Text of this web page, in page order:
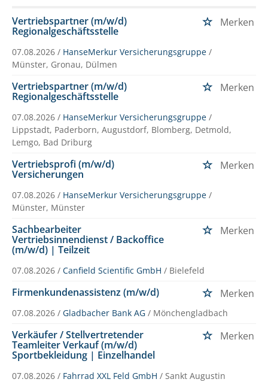
Vertriebspartner (m/w/d)
Regionalgeschäftsstelle
Merken
07.08.2026 / HanseMerkur Versicherungsgruppe /
Münster, Gronau, Dülmen
Vertriebspartner (m/w/d)
Regionalgeschäftsstelle
Merken
07.08.2026 / HanseMerkur Versicherungsgruppe /
Lippstadt, Paderborn, Augustdorf, Blomberg, Detmold,
Lemgo, Bad Driburg
Vertriebsprofi (m/w/d)
Versicherungen
Merken
07.08.2026 / HanseMerkur Versicherungsgruppe /
Münster, Münster
Sachbearbeiter
Vertriebsinnendienst / Backoffice
(m/w/d) | Teilzeit
Merken
07.08.2026 / Canfield Scientific GmbH / Bielefeld
Firmenkundenassistenz (m/w/d) Merken
07.08.2026 / Gladbacher Bank AG / Mönchengladbach
Verkäufer / Stellvertretender
Teamleiter Verkauf (m/w/d)
Sportbekleidung | Einzelhandel
Merken
07.08.2026 / Fahrrad XXL Feld GmbH / Sankt Augustin